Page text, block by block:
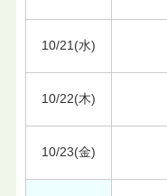
10/21(水)
10/22(木)
10/23(金)